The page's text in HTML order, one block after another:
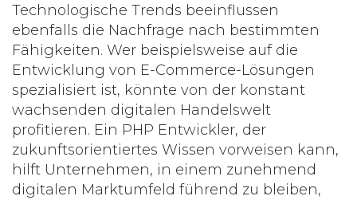
Technologische Trends beeinflussen
ebenfalls die Nachfrage nach bestimmten
Fähigkeiten. Wer beispielsweise auf die
Entwicklung von E-Commerce-Lösungen
spezialisiert ist, könnte von der konstant
wachsenden digitalen Handelswelt
profitieren. Ein PHP Entwickler, der
zukunftsorientiertes Wissen vorweisen kann,
hilft Unternehmen, in einem zunehmend
digitalen Marktumfeld führend zu bleiben,